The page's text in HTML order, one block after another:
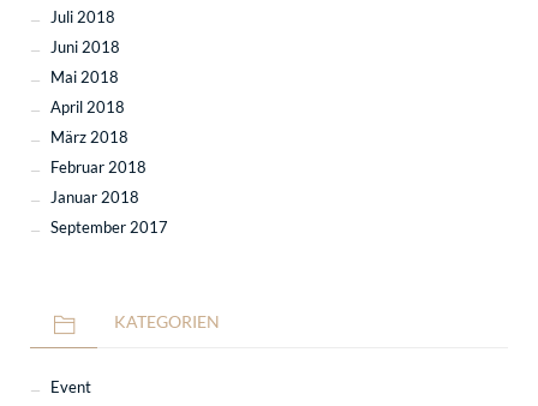
Juli 2018
Juni 2018
Mai 2018
April 2018
März 2018
Februar 2018
Januar 2018
September 2017
KATEGORIEN
Event